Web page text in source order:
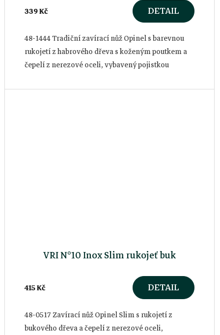
339 Kč DETAIL
48-1444 Tradiční zavírací nůž Opinel s barevnou
rukojetí z habrového dřeva s koženým poutkem a
čepelí z nerezové oceli, vybavený pojistkou
VRI N°10 Inox Slim rukojeť buk
415 Kč DETAIL
48-0517 Zavírací nůž Opinel Slim s rukojetí z
bukového dřeva a čepelí z nerezové oceli,